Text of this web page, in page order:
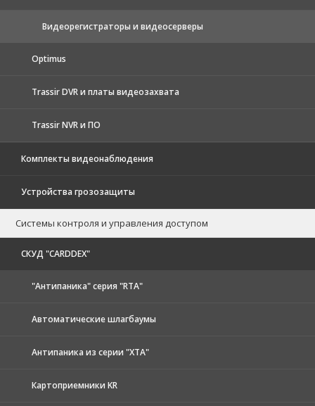
Видеорегистраторы и видеосерверы
Optimus
Trassir DVR и платы видеозахвата
Trassir NVR и ПО
Комплекты видеонаблюдения
Устройства грозозащиты
Системы контроля и управления доступом
CКУД "CARDDEX"
"Антипаника" серия "RTA"
Автоматические шлагбаумы
Антипаника из серии "XTA"
Картоприемники KR